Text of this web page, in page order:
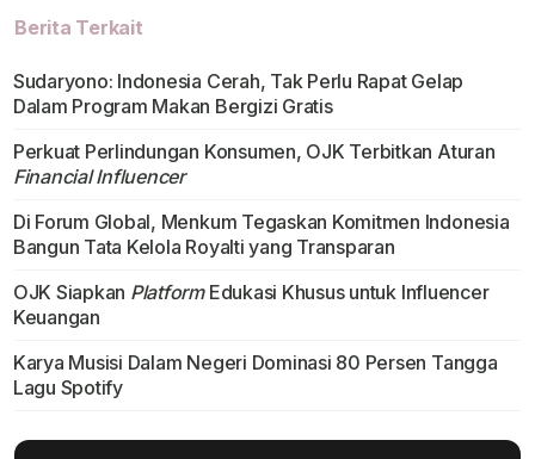
Berita Terkait
Sudaryono: Indonesia Cerah, Tak Perlu Rapat Gelap
Dalam Program Makan Bergizi Gratis
Perkuat Perlindungan Konsumen, OJK Terbitkan Aturan
Financial Influencer
Di Forum Global, Menkum Tegaskan Komitmen Indonesia
Bangun Tata Kelola Royalti yang Transparan
OJK Siapkan PlatformEdukasi Khusus untuk Influencer
Keuangan
Karya Musisi Dalam Negeri Dominasi 80 Persen Tangga
Lagu Spotify